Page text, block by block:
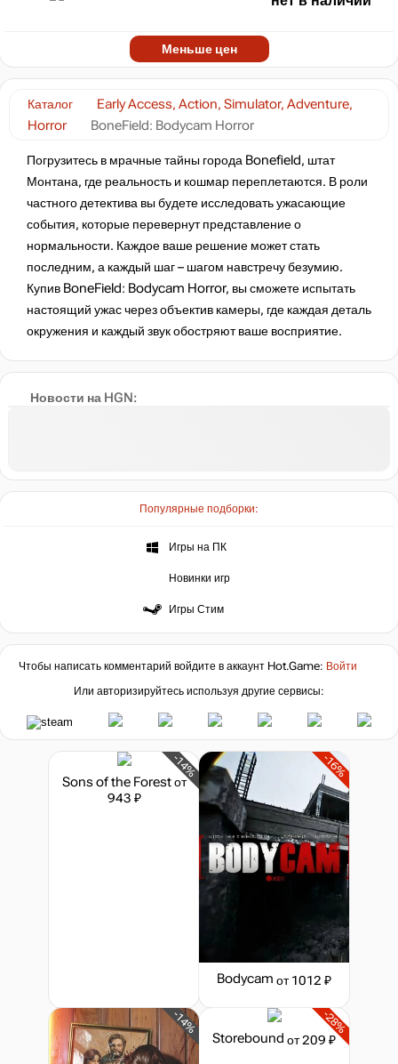
Новости на HGN:
Популярные подборки:
Игры на ПК
Новинки игр
Игры Стим
Каталог
Early Access, Action, Simulator, Adventure,
Horror
BoneField: Bodycam Horror
Погрузитесь в мрачные тайны города Bonefield, штат
Монтана, где реальность и кошмар переплетаются. В роли
частного детектива вы будете исследовать ужасающие
события, которые перевернут представление о
нормальности. Каждое ваше решение может стать
последним, а каждый шаг – шагом навстречу безумию.
Купив BoneField: Bodycam Horror, вы сможете испытать
настоящий ужас через объектив камеры, где каждая деталь
окружения и каждый звук обостряют ваше восприятие.
Меньше цен
Чтобы написать комментарий войдите в аккаунт Hot.Game: Войти
Или авторизируйтесь используя другие сервисы:
-14%
Sons of the Forestот
943 ₽
-16%
Bodycam от 1012 ₽
-14% -28%
Storebound от 209 ₽